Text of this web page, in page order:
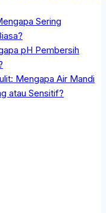
Sering
pH Pembersih
Mengapa Air Mandi
atau Sensitif?